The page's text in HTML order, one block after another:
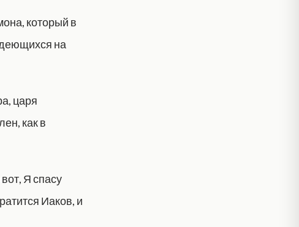
который в
на
царя
как в
Я спасу
Иаков, и